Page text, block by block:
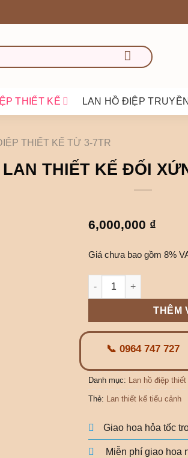
THIẾT KẾ LAN HỒ ĐIỆP
THIẾT KẾ TỪ 3-7TR
LAN THIẾT KẾ ĐỐI
6,000,000 ₫
Giá chưa bao gồm 8%
Lan Thiết Kế Đối Xứng
THÊM
📞 0964 747 727
Danh mục: Lan hồ điệp
Thẻ: Lan thiết kế tiểu cảnh
Giao hoa hỏa tốc
Miễn phí giao hoa